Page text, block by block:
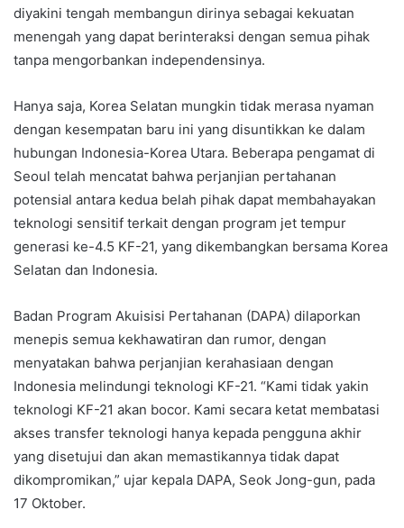
diyakini tengah membangun dirinya sebagai kekuatan
menengah yang dapat berinteraksi dengan semua pihak
tanpa mengorbankan independensinya.
Hanya saja, Korea Selatan mungkin tidak merasa nyaman
dengan kesempatan baru ini yang disuntikkan ke dalam
hubungan Indonesia-Korea Utara. Beberapa pengamat di
Seoul telah mencatat bahwa perjanjian pertahanan
potensial antara kedua belah pihak dapat membahayakan
teknologi sensitif terkait dengan program jet tempur
generasi ke-4.5 KF-21, yang dikembangkan bersama Korea
Selatan dan Indonesia.
Badan Program Akuisisi Pertahanan (DAPA) dilaporkan
menepis semua kekhawatiran dan rumor, dengan
menyatakan bahwa perjanjian kerahasiaan dengan
Indonesia melindungi teknologi KF-21. “Kami tidak yakin
teknologi KF-21 akan bocor. Kami secara ketat membatasi
akses transfer teknologi hanya kepada pengguna akhir
yang disetujui dan akan memastikannya tidak dapat
dikompromikan,” ujar kepala DAPA, Seok Jong-gun, pada
17 Oktober.